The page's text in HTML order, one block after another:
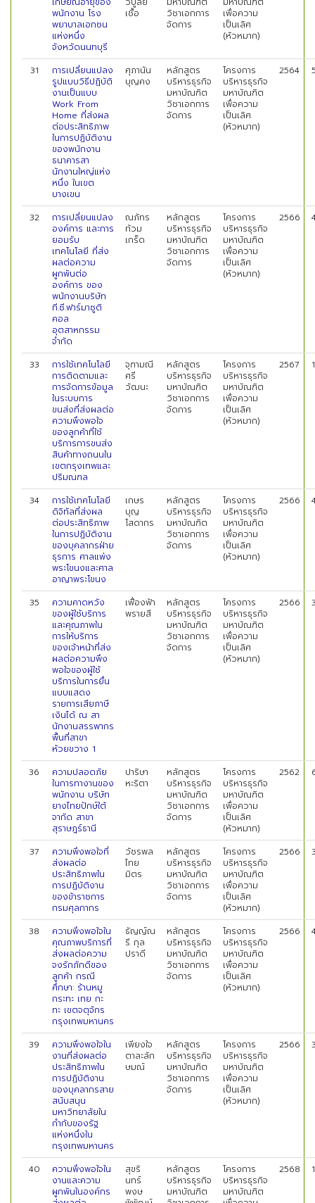
พนักงาน โรง
พยาบาลเอกชน
แห่งหนึ่ง
จังหวัดนนทบุรี
เชื้อ
วิชาเอกการ
จัดการ
เพื่อความ
เป็นเลิศ
(หัวหมาก)
31
การเปลี่ยนแปลง
รูปแบบวิธีปฏิบัติ
งานเป็นแบบ
Work From
Home ที่ส่งผล
ต่อประสิทธิภาพ
ในการปฏิบัติงาน
ของพนักงาน
ธนาคารสา
นักงานใหญ่แห่ง
หนึ่ง ในเขต
บางเขน
ศุภานัน
บุญคง
หลักสูตร
บริหารธุรกิจ
มหาบัณฑิต
วิชาเอกการ
จัดการ
โครงการ
บริหารธุรกิจ
มหาบัณฑิต
เพื่อความ
เป็นเลิศ
(หัวหมาก)
2564
32
การเปลี่ยนแปลง
องค์การ และการ
ยอมรับ
เทคโนโลยี ที่ส่ง
ผลต่อความ
ผูกพันต่อ
องค์การ ของ
พนักงานบริษัท
ที.ซี.ฟาร์มาซูติ
คอล
อุตสาหกรรม
จำกัด
ณภัทร
ท้วม
เกร็ด
หลักสูตร
บริหารธุรกิจ
มหาบัณฑิต
วิชาเอกการ
จัดการ
โครงการ
บริหารธุรกิจ
มหาบัณฑิต
เพื่อความ
เป็นเลิศ
(หัวหมาก)
2566
33
การใช้เทคโนโลยี
การติดตามและ
การจัดการข้อมูล
ในระบบการ
ขนส่งที่ส่งผลต่อ
ความพึงพอใจ
ของลูกค้าที่ใช้
บริการการขนส่ง
สินค้าทางถนนใน
เขตกรุงเทพและ
ปริมณฑล
จุฑามณี
ศรี
วัฒนะ
หลักสูตร
บริหารธุรกิจ
มหาบัณฑิต
วิชาเอกการ
จัดการ
โครงการ
บริหารธุรกิจ
มหาบัณฑิต
เพื่อความ
เป็นเลิศ
(หัวหมาก)
2567
34
การใช้เทคโนโลยี
ดิจิทัลที่ส่งผล
ต่อประสิทธิภาพ
ในการปฏิบัติงาน
ของบุคลากรฝ่าย
ธุรการ ศาลแพ่ง
พระโขนงและศาล
อาญาพระโขนง
เกษร
บุญ
โสดากร
หลักสูตร
บริหารธุรกิจ
มหาบัณฑิต
วิชาเอกการ
จัดการ
โครงการ
บริหารธุรกิจ
มหาบัณฑิต
เพื่อความ
เป็นเลิศ
(หัวหมาก)
2566
35
ความคาดหวัง
ของผู้ใช้บริการ
และคุณภาพใน
การให้บริการ
ของเจ้าหน้าที่ส่ง
ผลต่อความพึง
พอใจของผู้ใช้
บริการในการยื่น
แบบแสดง
รายการเสียภาษี
เงินได้ ณ สา
นักงานสรรพากร
พื้นที่สาขา
ห้วยขวาง 1
เฟื่องฟ้า
พรายสี
หลักสูตร
บริหารธุรกิจ
มหาบัณฑิต
วิชาเอกการ
จัดการ
โครงการ
บริหารธุรกิจ
มหาบัณฑิต
เพื่อความ
เป็นเลิศ
(หัวหมาก)
2566
36
ความปลอดภัย
ในการทางานของ
พนักงาน บริษัท
ยางไทยปักษ์ใต้
จากัด สาขา
สุราษฎร์ธานี
ปาริษา
หะริตา
หลักสูตร
บริหารธุรกิจ
มหาบัณฑิต
วิชาเอกการ
จัดการ
โครงการ
บริหารธุรกิจ
มหาบัณฑิต
เพื่อความ
เป็นเลิศ
(หัวหมาก)
2562
37
ความพึงพอใจที่
ส่งผลต่อ
ประสิทธิภาพใน
การปฏิบัติงาน
ของข้าราชการ
กรมศุลกากร
วัชรพล
ไทย
มิตร
หลักสูตร
บริหารธุรกิจ
มหาบัณฑิต
วิชาเอกการ
จัดการ
โครงการ
บริหารธุรกิจ
มหาบัณฑิต
เพื่อความ
เป็นเลิศ
(หัวหมาก)
2566
38
ความพึงพอใจใน
คุณภาพบริการที่
ส่งผลต่อความ
จงรักภักดีของ
ลูกค้า กรณี
ศึกษา: ร้านหมู
กระทะ เทย กะ
ทะ เขตจตุจักร
กรุงเทพมหานคร
ธัญญ์ณ
รี กุล
ปราดี
หลักสูตร
บริหารธุรกิจ
มหาบัณฑิต
วิชาเอกการ
จัดการ
โครงการ
บริหารธุรกิจ
มหาบัณฑิต
เพื่อความ
เป็นเลิศ
(หัวหมาก)
2566
39
ความพึงพอใจใน
งานที่ส่งผลต่อ
ประสิทธิภาพใน
การปฏิบัติงาน
ของบุคลากรสาย
สนับสนุน
มหาวิทยาลัยใน
กำกับของรัฐ
แห่งหนึ่งใน
กรุงเทพมหานคร
เพียงใจ
ตาละลัก
ษมณ์
หลักสูตร
บริหารธุรกิจ
มหาบัณฑิต
วิชาเอกการ
จัดการ
โครงการ
บริหารธุรกิจ
มหาบัณฑิต
เพื่อความ
เป็นเลิศ
(หัวหมาก)
2566
40
ความพึงพอใจใน
งานและความ
ผูกพันในองค์กร
สุขริ
นทร์
พงษ
หลักสูตร
บริหารธุรกิจ
มหาบัณฑิต
โครงการ
บริหารธุรกิจ
มหาบัณฑิต
2568